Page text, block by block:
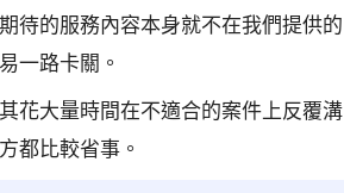
待的服務內容本身就不在我們提供的
一路卡關。
花大量時間在不適合的案件上反覆溝
都比較省事。